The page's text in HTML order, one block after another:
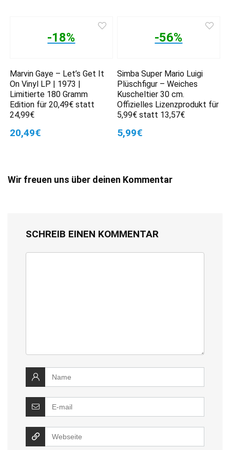
-18%
Marvin Gaye – Let’s Get It
On Vinyl LP | 1973 |
Limitierte 180 Gramm
Edition für 20,49€ statt
24,99€
20,49€
-56%
Simba Super Mario Luigi
Plüschfigur – Weiches
Kuscheltier 30 cm.
Offizielles Lizenzprodukt für
5,99€ statt 13,57€
5,99€
Wir freuen uns über deinen Kommentar
SCHREIB EINEN KOMMENTAR